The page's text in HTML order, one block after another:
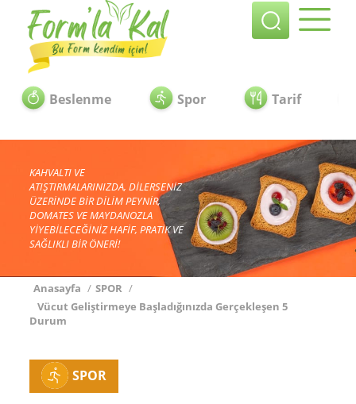
Beslenme Spor Tarif
KAHVALTI VE
ATIŞTIRMALARINIZDA, DİLERSENİZ
ÜZERİNDE BİR DİLİM PEYNİR,
DOMATES VE MAYDANOZLA
YİYEBİLECEĞİNİZ HAFİF, PRATİK VE
SAĞLIKLI BİR ÖNERİ!
Anasayfa / SPOR /
Vücut Geliştirmeye Başladığınızda Gerçekleşen 5
Durum
SPOR